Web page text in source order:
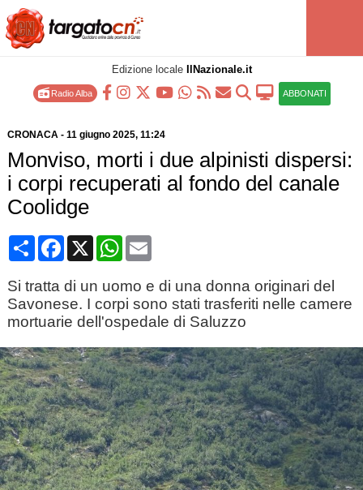
Edizione locale IlNazionale.it
Radio Alba ABBONATI
CRONACA- 11 giugno 2025, 11:24
Monviso, morti i due alpinisti dispersi:
i corpi recuperati al fondo del canale
Coolidge
CondividiFacebook
X WhatsApp
Email
Si tratta di un uomo e di una donna originari del
Savonese. I corpi sono stati trasferiti nelle camere
mortuarie dell'ospedale di Saluzzo